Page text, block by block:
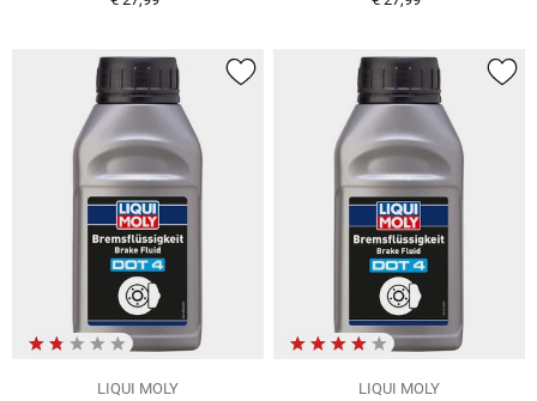
LIQUI MOLY LIQUI MOLY